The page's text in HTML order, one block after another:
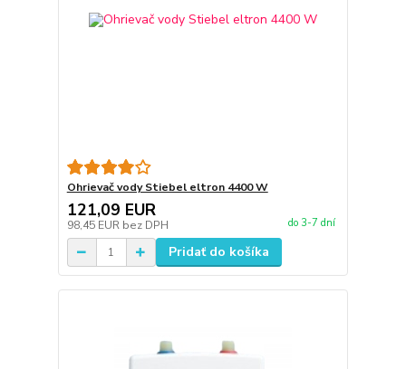
Ohrievač vody Stiebel eltron 4400 W
121,09 EUR
98,45 EUR bez DPH do 3-7 dní
Pridať do košíka